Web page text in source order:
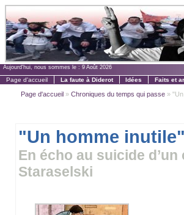
Aujourd'hui, nous sommes le : 9 Août 2026
Page d'accueil La faute à Diderot Idées Faits et
Page d'accueil »Chroniques du temps qui passe »
"Un homme inutile"
En écho au suicide
Staraselski